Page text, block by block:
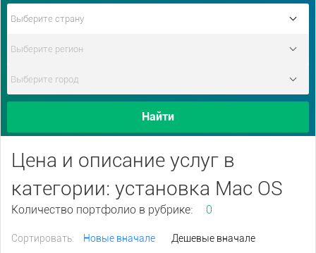
Найти
Цена и описание услуг в
категории: установка Mac OS
Количество портфолио в рубрике: 0
Сортировать: Новые вначале Дешевые вначале